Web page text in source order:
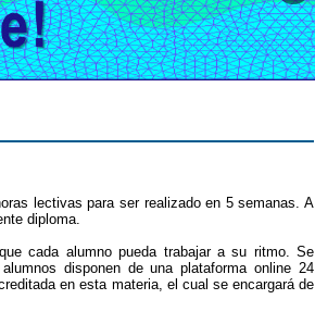
lectivas para ser realizado en 5 semanas. A
diploma.
cada alumno pueda trabajar a su ritmo. Se
disponen de una plataforma online 24
en esta materia, el cual se encargará de